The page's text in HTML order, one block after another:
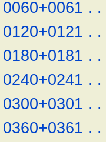
0060+0061 . .
0120+0121 . .
0180+0181 . .
0240+0241 . .
0300+0301 . .
0360+0361 . .